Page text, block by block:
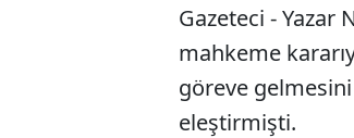
Gazeteci - Yazar
mahkeme
göreve
eleştirmişti.